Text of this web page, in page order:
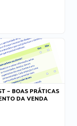
– BOAS PRÁTICAS
DA VENDA